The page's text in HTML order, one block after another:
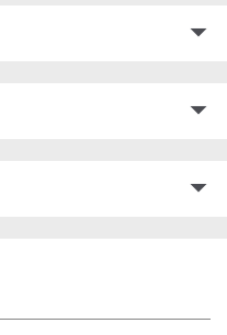
arrow_drop_down
arrow_drop_down
arrow_drop_down